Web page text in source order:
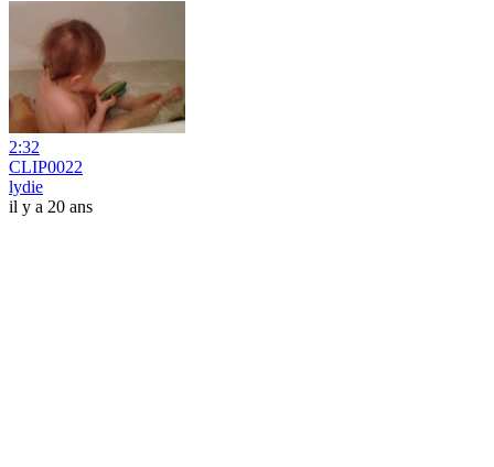
2:32
CLIP0022
lydie
il y a 20 ans